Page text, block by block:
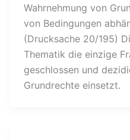
Wahrnehmung von
von Bedingungen
(Drucksache 20/195)
Thematik die einzige
geschlossen und
Grundrechte einsetzt.